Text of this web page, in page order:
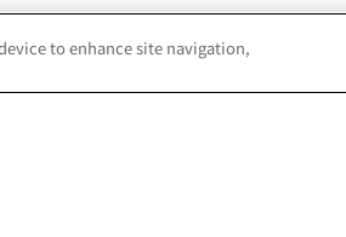
to enhance site navigation,